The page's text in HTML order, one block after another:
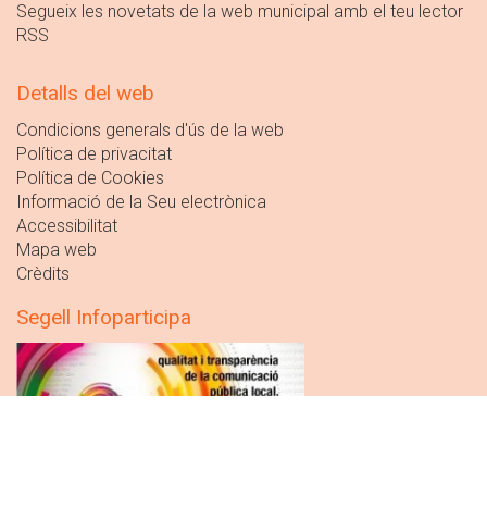
Segueix les novetats de la web municipal amb el teu lector
RSS
Detalls del web
Condicions generals d'ús de la web
Política de privacitat
Política de Cookies
Informació de la Seu electrònica
Accessibilitat
Mapa web
Crèdits
Segell Infoparticipa